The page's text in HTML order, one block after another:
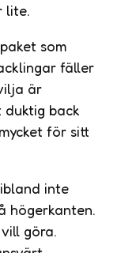
lite.
som
fäller
är
duktig back
för sitt
inte
högerkanten.
göra.